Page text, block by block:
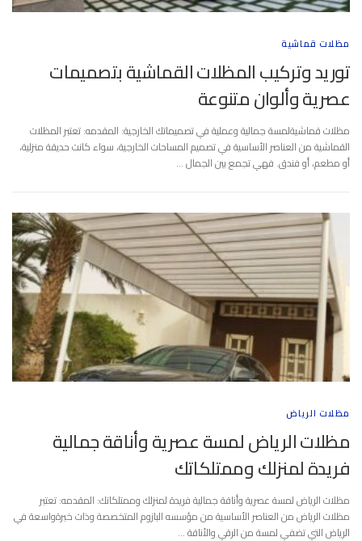
مظلات قماشية
توريد وتركيب المظلات القماشية بتصميمات
عصرية وألوان متنوعة
مظلات قماشيةلمسة جمالية وعملية في تصميماتك الخارجية: المقدمه: تعتبر المظلات
القماشية من العناصر الأساسية في تصميم المساحات الخارجية، سواء كانت حديقة منزلية،
أو مطعم، أو فندق. فهي تجمع بين الجمال …
مظلات الرياض
مظلات الرياض لمسة عصرية وأناقة جمالية
فريدة لمنزلك وممتلكاتك
مظلات الرياض لمسة عصرية وأناقة جمالية فريدة لمنزلك وممتلكاتك: المقدمه: تعتبر
مظلات الرياض من العناصر الأساسية من مؤسسه البازوم المتخصصة وذات خبرةواسعة في
الرياض التي تضفي لمسة من الرقي والأناقة …